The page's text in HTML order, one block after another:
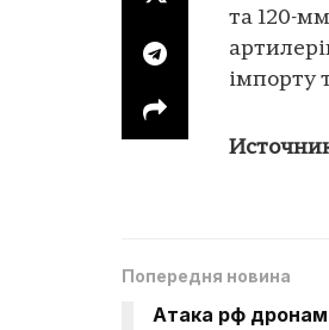
та 120-мм
імпорту
Попередня новина
Атака рф